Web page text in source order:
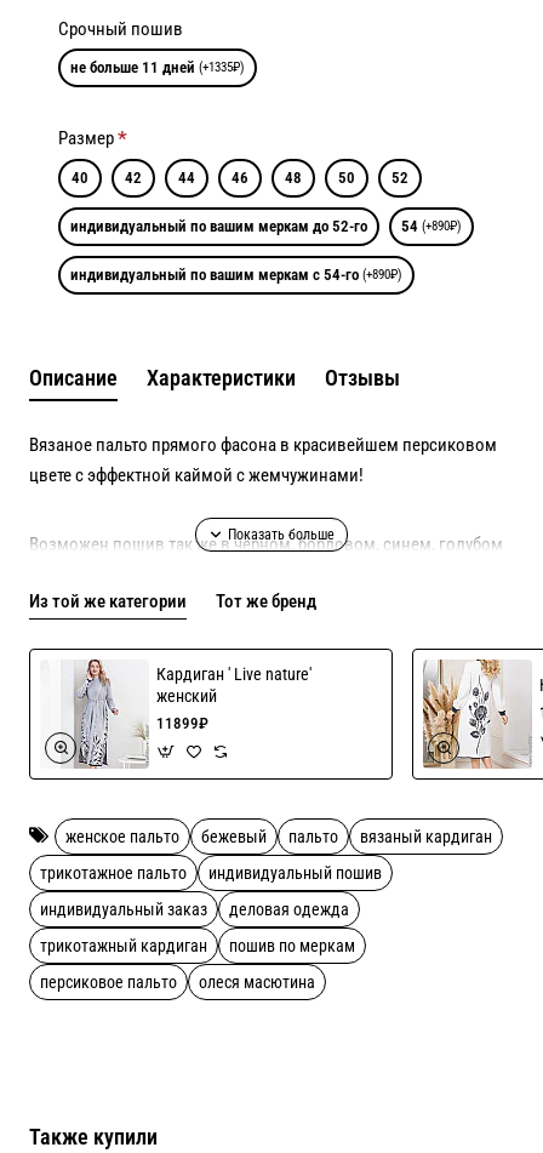
Срочный пошив
не больше 11 дней (+1335₽)
Размер
40 42 44 46 48 50 52
индивидуальный по вашим меркам до 52-го 54 (+890₽)
индивидуальный по вашим меркам с 54-го (+890₽)
Описание Характеристики Отзывы
Вязаное пальто прямого фасона в красивейшем персиковом
цвете с эффектной каймой с жемчужинами!
Возможен пошив так же в черном, бордовом, синем, голубом
Рекомендации по уходу ручная стирка
Из той же категории Тот же бренд
Кардиган ' Live nature'
женский
11899₽
женское пальто бежевый пальто
вязаный кардиган
трикотажное пальто
индивидуальный пошив
индивидуальный заказ
деловая одежда
трикотажный кардиган
пошив по меркам
персиковое пальто
олеся масютина
Также купили